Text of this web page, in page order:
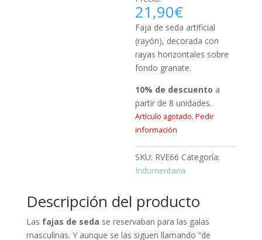
21,90€
Faja de seda artificial
(rayón), decorada con
rayas horizontales sobre
fondo granate.
10% de descuento a
partir de 8 unidades.
Artículo agotado. Pedir
información
SKU: RVE66 Categoría:
Indumentaria
Descripción del producto
Las fajas de seda se reservaban para las galas
masculinas. Y aunque se las siguen llamando “de